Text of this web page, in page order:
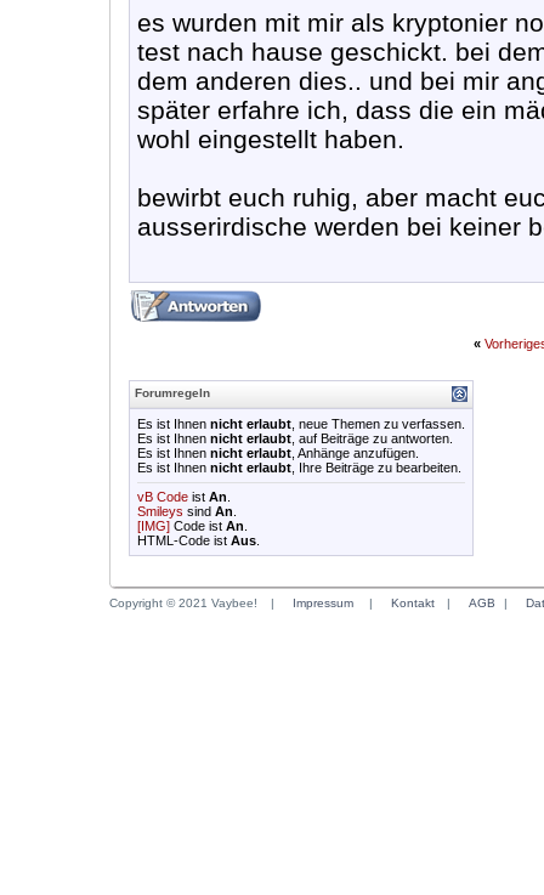
es wurden mit mir als kryptonier
test nach hause geschickt. bei
dem anderen dies.. und bei mir
später erfahre ich, dass die ein
wohl eingestellt haben.
bewirbt euch ruhig, aber macht
ausserirdische werden bei keiner
«
Forumregeln
Es ist Ihnen nicht erlaubt , neue Themen zu verfassen.
Es ist Ihnen nicht erlaubt , auf Beiträge zu antworten.
Es ist Ihnen nicht erlaubt , Anhänge anzufügen.
Es ist Ihnen nicht erlaubt , Ihre Beiträge zu bearbeiten.
vB Code ist An
Smileys sind An
[IMG] Code ist An
HTML-Code ist Aus
Copyright © 2021 Vaybee! | Impressum | Kontakt | AGB |